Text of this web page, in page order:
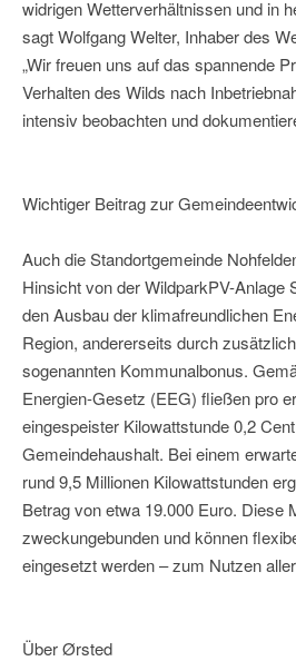
widrigen Wetterverhältnissen und in
sagt Wolfgang Welter, Inhaber des
„Wir freuen uns auf das spannende
Verhalten des Wilds nach
intensiv beobachten und
Wichtiger Beitrag zur
Auch die Standortgemeinde
Hinsicht von der WildparkPV-Anlage
den Ausbau der klimafreundlichen
Region, andererseits durch
sogenannten Kommunalbonus.
Energien-Gesetz (EEG) fließen pro
eingespeister Kilowattstunde 0,2
Gemeindehaushalt. Bei einem
rund 9,5 Millionen Kilowattstunden
Betrag von etwa 19.000 Euro. Diese
zweckungebunden und können
eingesetzt werden – zum Nutzen
Über Ørsted